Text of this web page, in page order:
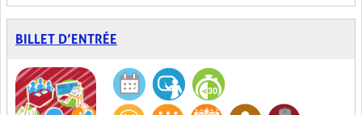
BILLET D’ENTRÉE